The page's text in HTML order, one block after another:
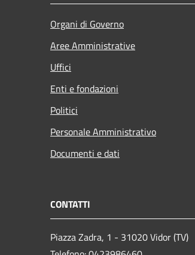
Organi di Governo
Aree Amministrative
Uffici
Enti e fondazioni
Politici
Personale Amministrativo
Documenti e dati
CONTATTI
Piazza Zadra, 1 - 31020 Vidor (TV)